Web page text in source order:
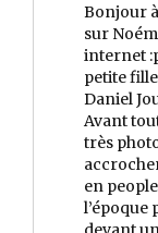
Bonjour
sur
internet
petite
Daniel
Avant
très
en
l’époque